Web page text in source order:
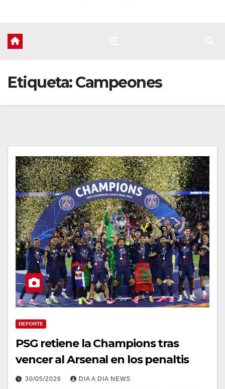
Etiqueta:Campeones
DEPORTE
PSG retiene la Champions tras
vencer al Arsenal en los penaltis
30/05/2026 DIA A DIA NEWS